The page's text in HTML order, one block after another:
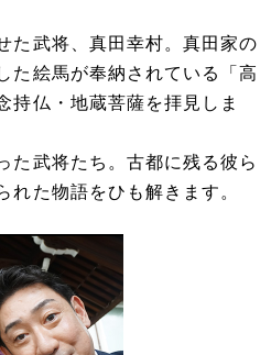
た武将、真田幸村。真田家の
た絵馬が奉納されている「高
持仏・地蔵菩薩を拝見しま
た武将たち。古都に残る彼ら
れた物語をひも解きます。